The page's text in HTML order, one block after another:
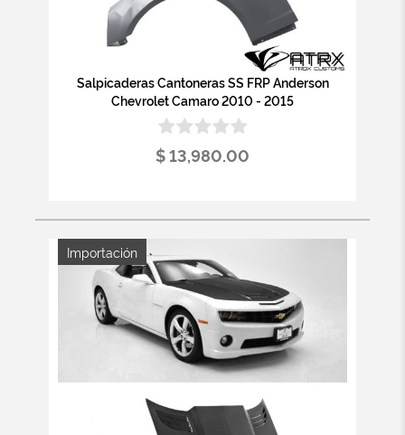
Salpicaderas Cantoneras SS FRP Anderson
Chevrolet Camaro 2010 - 2015
$ 13,980.00
Importación